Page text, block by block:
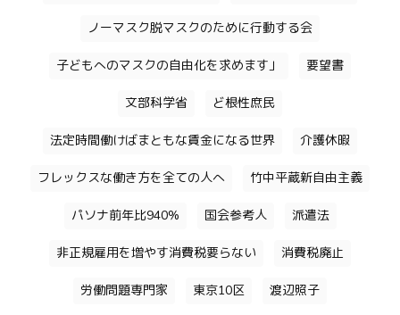
ノーマスク脱マスクのために行動する会
子どもへのマスクの自由化を求めます」 要望書
文部科学省 ど根性庶民
法定時間働けばまともな賃金になる世界 介護休暇
フレックスな働き方を全ての人へ 竹中平蔵新自由主義
パソナ前年比940% 国会参考人 派遣法
非正規雇用を増やす消費税要らない 消費税廃止
労働問題専門家 東京10区 渡辺照子